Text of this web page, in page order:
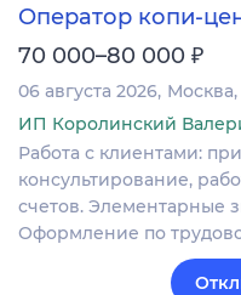
Оператор копи-
70 000–80 000 ₽
06 августа 2026 Москва
ИП Королинский
Работа с клиентами:
консультирование,
счетов. Элементарные
Оформление по